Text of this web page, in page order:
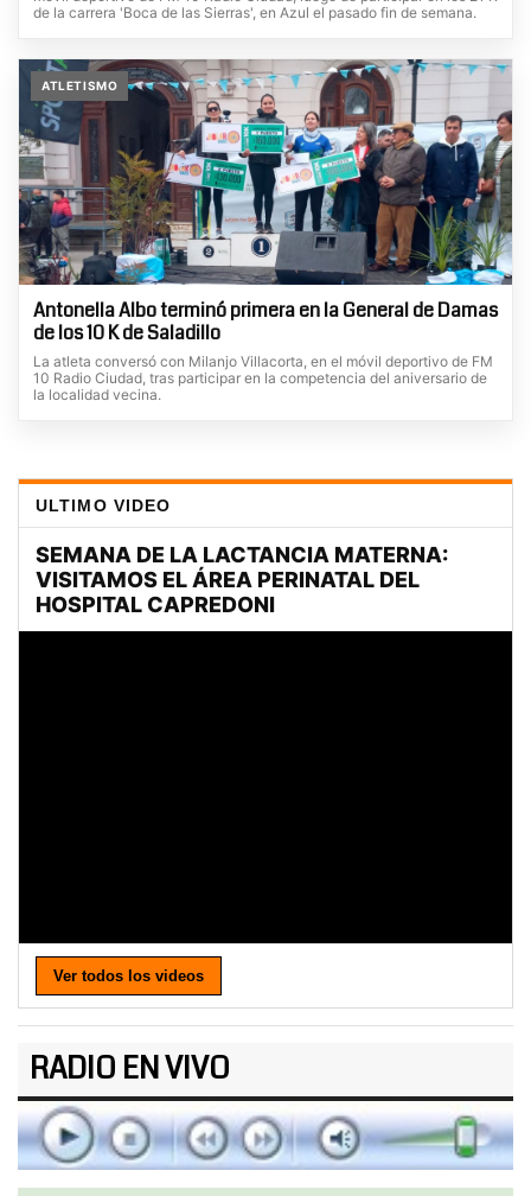
de la carrera 'Boca de las Sierras', en Azul el pasado fin de semana.
ATLETISMO
Antonella Albo terminó primera en la General de Damas
de los 10 K de Saladillo
La atleta conversó con Milanjo Villacorta, en el móvil deportivo de FM
10 Radio Ciudad, tras participar en la competencia del aniversario de
la localidad vecina.
ULTIMO VIDEO
Ver todos los videos
RADIO EN VIVO